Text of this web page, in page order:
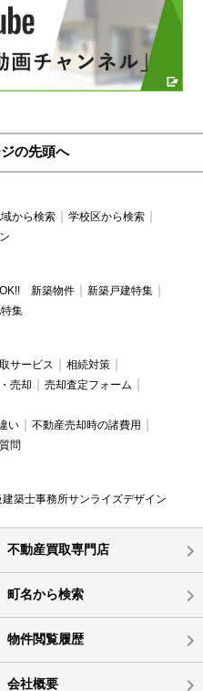
の先頭へ
から検索
学校区から検索
新築物件
新築戸建特集
集
サービス
相続対策
売却
売却査定フォーム
い
不動産売却時の諸費用
問
建築士事務所サンライズデザイン
不動産買取専門店
町名から検索
物件閲覧履歴
会社概要